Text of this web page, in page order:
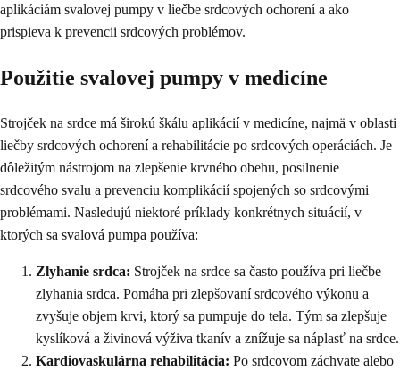
aplikáciám svalovej pumpy v liečbe srdcových ochorení a ako
prispieva k prevencii srdcových problémov.
Použitie svalovej pumpy v medicíne
Strojček na srdce má širokú škálu aplikácií v medicíne, najmä v oblasti
liečby srdcových ochorení a rehabilitácie po srdcových operáciách. Je
dôležitým nástrojom na zlepšenie krvného obehu, posilnenie
srdcového svalu a prevenciu komplikácií spojených so srdcovými
problémami. Nasledujú niektoré príklady konkrétnych situácií, v
ktorých sa svalová pumpa používa:
Zlyhanie srdca: Strojček na srdce sa často používa pri liečbe
zlyhania srdca. Pomáha pri zlepšovaní srdcového výkonu a
zvyšuje objem krvi, ktorý sa pumpuje do tela. Tým sa zlepšuje
kyslíková a živinová výživa tkanív a znížuje sa náplasť na srdce.
Kardiovaskulárna rehabilitácia: Po srdcovom záchvate alebo